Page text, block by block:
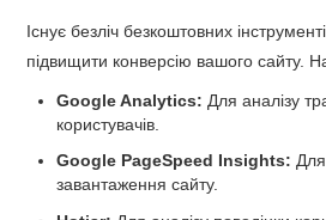
Існує безліч безкоштовних
підвищити конверсію вашого сайту.
Google Analytics: Для аналізу
користувачів.
Google PageSpeed Insights: Для
завантаження сайту.